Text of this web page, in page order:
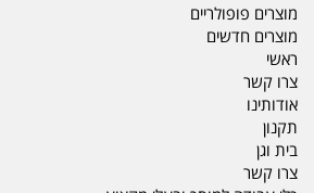
מוצרים פופולריים
מוצרים חדשים
ראשי
צרו קשר
אודותינו
תקנון
בית וגן
צרו קשר